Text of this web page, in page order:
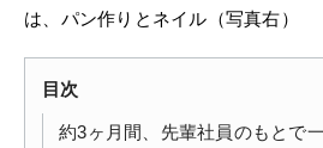
は、パン作りとネイル（写真右）
目次
約3ヶ月間、先輩社員のもとで